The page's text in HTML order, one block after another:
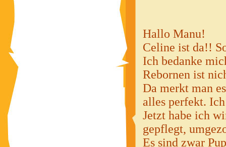
Hallo Manu!
Celine ist da!!
Ich bedanke
Rebornen ist
Da merkt man
alles perfekt.
Jetzt habe ich
gepflegt,
Es sind zwar